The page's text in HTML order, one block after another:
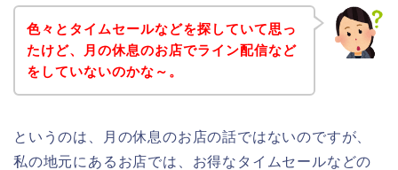
色々とタイムセールなどを探していて思っ
たけど、月の休息のお店でライン配信など
をしていないのかな～。
というのは、月の休息のお店の話ではないのですが、
私の地元にあるお店では、お得なタイムセールなどの